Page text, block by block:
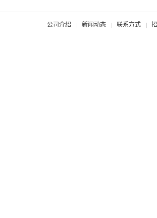
公司介绍 新闻动态 联系方式